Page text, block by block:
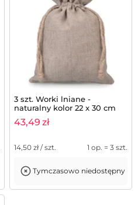
3 szt. Worki lniane -
naturalny kolor 22 x 30 cm
43,49 zł
14,50 zł / szt. 1 op. = 3 szt.
Tymczasowo niedostępny